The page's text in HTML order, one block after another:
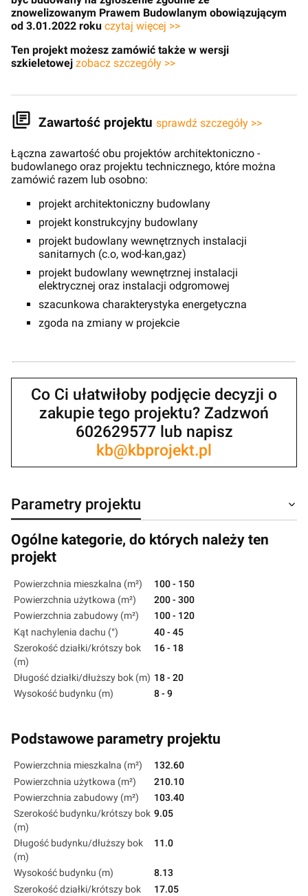
znowelizowanym Prawem Budowlanym obowiązującym
od 3.01.2022 roku czytaj więcej >>
Ten projekt możesz zamówić także w wersji
szkieletowej zobacz szczegóły >>
Zawartość projektu sprawdź szczegóły >>
Łączna zawartość obu projektów architektoniczno -
budowlanego oraz projektu technicznego, które można
zamówić razem lub osobno:
projekt architektoniczny budowlany
projekt konstrukcyjny budowlany
projekt budowlany wewnętrznych instalacji
sanitarnych (c.o, wod-kan,gaz)
projekt budowlany wewnętrznej instalacji
elektrycznej oraz instalacji odgromowej
szacunkowa charakterystyka energetyczna
zgoda na zmiany w projekcie
Co Ci ułatwiłoby podjęcie decyzji o
zakupie tego projektu? Zadzwoń
602629577 lub napisz
kb@kbprojekt.pl
Parametry projektu
Ogólne kategorie, do których należy ten
projekt
Powierzchnia mieszkalna (m²)
100 - 150
Powierzchnia użytkowa (m²)
200 - 300
Powierzchnia zabudowy (m²)
100 - 120
Kąt nachylenia dachu (°)
40 - 45
Szerokość działki/krótszy bok
(m)
16 - 18
Długość działki/dłuższy bok (m) 18 - 20
Wysokość budynku (m)
8 - 9
Podstawowe parametry projektu
Powierzchnia mieszkalna (m²)
132.60
Powierzchnia użytkowa (m²)
210.10
Powierzchnia zabudowy (m²)
103.40
Szerokość budynku/krótszy bok
(m)
9.05
Długość budynku/dłuższy bok
(m)
11.0
Wysokość budynku (m)
8.13
Szerokość działki/krótszy bok
17.05